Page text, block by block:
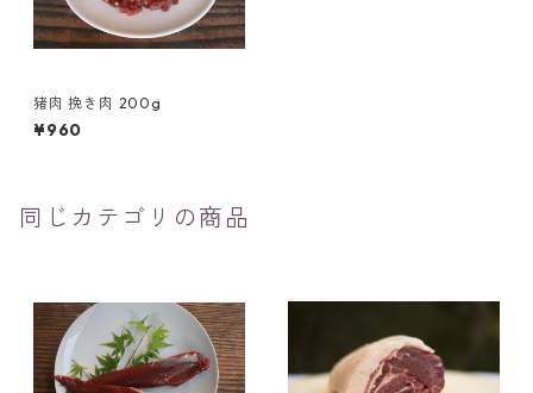
猪肉 挽き肉 200g
¥960
同じカテゴリの商品